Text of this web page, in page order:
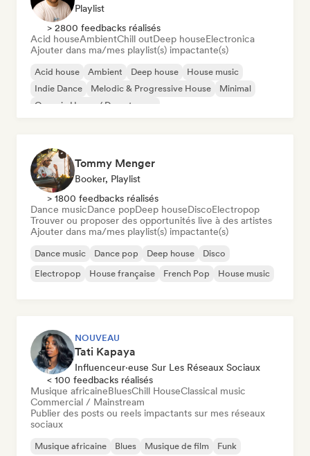
Playlist
> 2800 feedbacks réalisés
Acid houseAmbientChill outDeep houseElectronica
Ajouter dans ma/mes playlist(s) impactante(s)
Acid house Ambient Deep house
House music
Indie Dance
Melodic & Progressive House
Minimal
Organic House / Downtempo
Tommy Menger
Booker, Playlist
> 1800 feedbacks réalisés
Dance musicDance popDeep houseDiscoElectropop
Trouver ou proposer des opportunités live à des artistes
Ajouter dans ma/mes playlist(s) impactante(s)
Dance music Dance pop Deep house
Disco
Electropop
House française French Pop House music
NOUVEAU
Tati Kapaya
Influenceur·euse Sur Les Réseaux Sociaux
< 100 feedbacks réalisés
Musique africaineBluesChill HouseClassical music
Commercial / Mainstream
Publier des posts ou reels impactants sur mes réseaux
sociaux
Musique africaine Blues Musique de film Funk